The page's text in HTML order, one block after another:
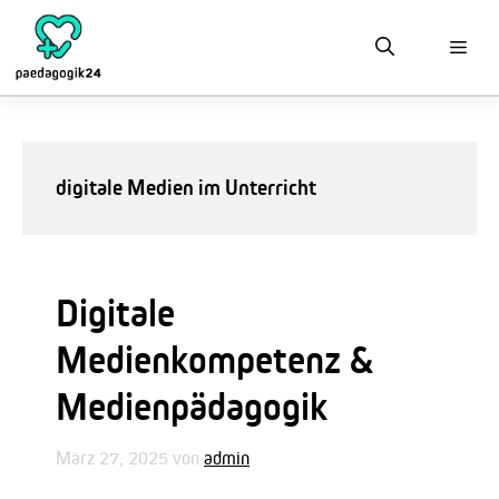
Inhalt
springen
digitale Medien im Unterricht
Digitale
Medienkompetenz &
Medienpädagogik
März 27, 2025 von admin